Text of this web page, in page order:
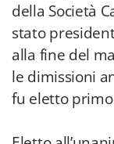
della Società
stato
alla fine del
le dimissioni
fu eletto